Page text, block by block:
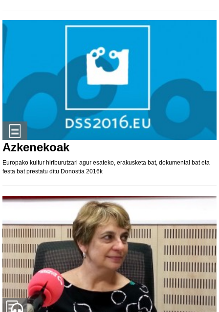
Azkenekoak
Europako kultur hiriburutzari agur esateko, erakusketa bat, dokumental bat eta
festa bat prestatu ditu Donostia 2016k